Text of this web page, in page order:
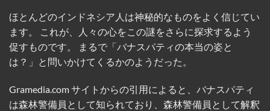
ほとんどのインドネシア人は神秘的なものをよく信じてい
ます。 これが、人々の心をこの謎をさらに探求するよう
促すものです。 まるで「バナスパティの本当の姿と
は？」と問いかけてくるかのようだった。
Gramedia.com サイトからの引用によると、バナスパティ
は森林警備員として知られており、森林警備員として解釈